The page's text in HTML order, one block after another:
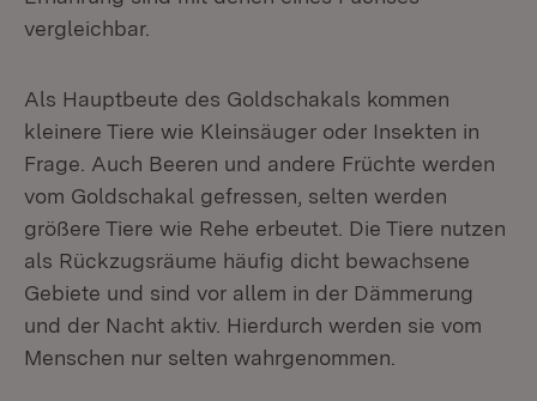
vergleichbar.
Als Hauptbeute des Goldschakals kommen
kleinere Tiere wie Kleinsäuger oder Insekten in
Frage. Auch Beeren und andere Früchte werden
vom Goldschakal gefressen, selten werden
größere Tiere wie Rehe erbeutet. Die Tiere nutzen
als Rückzugsräume häufig dicht bewachsene
Gebiete und sind vor allem in der Dämmerung
und der Nacht aktiv. Hierdurch werden sie vom
Menschen nur selten wahrgenommen.